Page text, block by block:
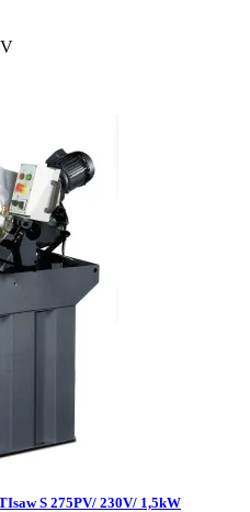
S 275PV/ 230V/ 1,5kW